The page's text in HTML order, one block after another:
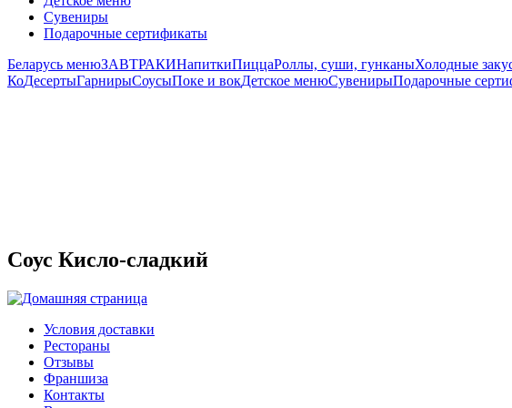
Сувениры
Подарочные сертификаты
Беларусь менюЗАВТРАКИНапиткиПиццаРоллы, суши, гунканыХолодные
КоДесертыГарнирыСоусыПоке и вокДетское менюСувенирыПодарочные
Соус Кисло-сладкий
Условия доставки
Рестораны
Отзывы
Франшиза
Контакты